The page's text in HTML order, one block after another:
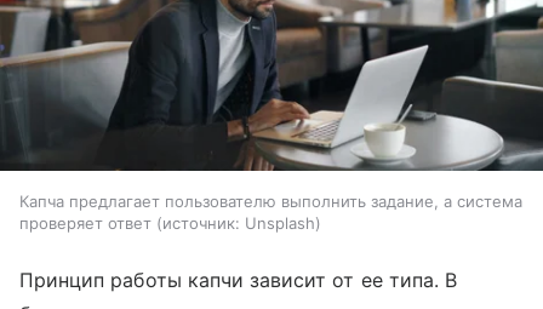
Капча предлагает пользователю выполнить задание, а система
проверяет ответ
источник: Unsplash
Принцип работы капчи зависит от ее типа. В